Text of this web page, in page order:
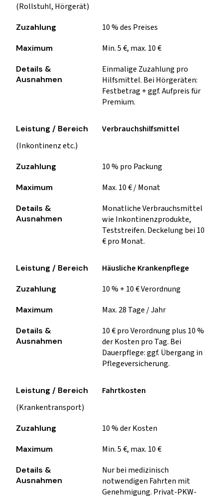
(Rollstuhl, Hörgerät)
10 % des Preises
Min. 5 €, max. 10 €
Einmalige Zuzahlung pro
Hilfsmittel. Bei Hörgeräten:
Festbetrag + ggf. Aufpreis für
Premium.
Verbrauchshilfsmittel
(Inkontinenz etc.)
10 % pro Packung
Max. 10 € / Monat
Monatliche Verbrauchsmittel
wie Inkontinenzprodukte,
Teststreifen. Deckelung bei 10
€ pro Monat.
Häusliche Krankenpflege
10 % + 10 € Verordnung
Max. 28 Tage / Jahr
10 € pro Verordnung plus 10 %
der Kosten pro Tag. Bei
Dauerpflege: ggf. Übergang in
Pflegeversicherung.
Fahrtkosten
(Krankentransport)
10 % der Kosten
Min. 5 €, max. 10 €
Nur bei medizinisch
notwendigen Fahrten mit
Genehmigung. Privat-PKW-